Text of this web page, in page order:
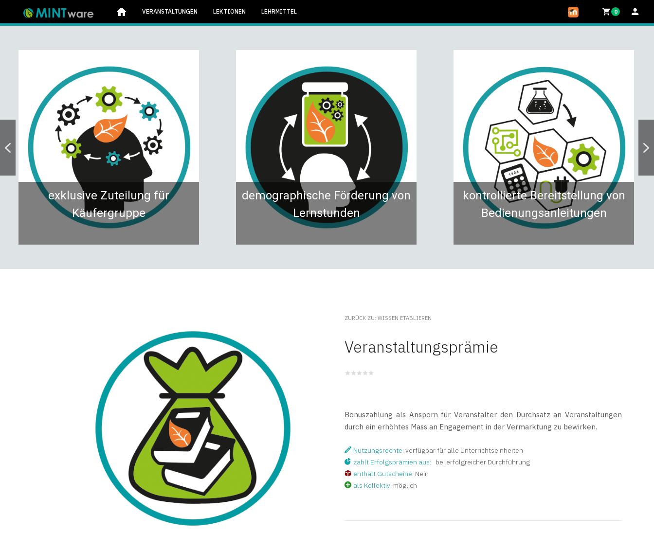
VERANSTALTUNGEN LEKTIONEN LEHRMITTEL 0
exklusive Zuteilung für
Käufergruppe
demographische Förderung von
Lernstunden
kontrollierte Bereitstellung von
Bedienungsanleitungen
ZURÜCK ZU: WISSEN ETABLIEREN
Veranstaltungsprämie
Bonuszahlung als Ansporn für Veranstalter den Durchsatz an Veranstaltungen
durch ein erhöhtes Mass an Engagement in der Vermarktung zu bewirken.
Nutzungsrechte: verfügbar für alle Unterrichtseinheiten
zahlt Erfolgsprämien aus:
bei erfolgreicher Durchführung
enthält Gutscheine: Nein
als Kollektiv: möglich